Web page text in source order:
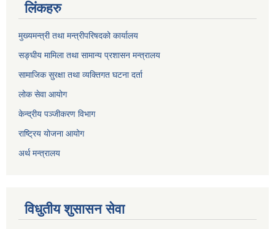
लिंकहरु
मुख्यमन्त्री तथा मन्त्रीपरिषदको कार्यालय
सङ्घीय मामिला तथा सामान्य प्रशासन मन्त्रालय
सामाजिक सुरक्षा तथा व्यक्तिगत घटना दर्ता
लोक सेवा आयोग
केन्द्रीय पञ्जीकरण विभाग
राष्ट्रिय योजना आयोग
अर्थ मन्त्रालय
विधुतीय शुसासन सेवा